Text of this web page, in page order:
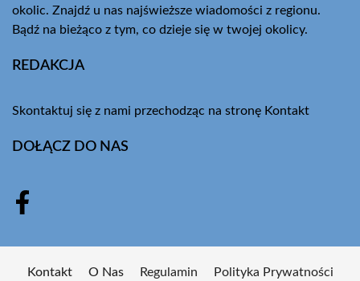
okolic. Znajdź u nas najświeższe wiadomości z regionu.
Bądź na bieżąco z tym, co dzieje się w twojej okolicy.
REDAKCJA
Skontaktuj się z nami przechodząc na stronę Kontakt
DOŁĄCZ DO NAS
Kontakt O Nas Regulamin Polityka Prywatności